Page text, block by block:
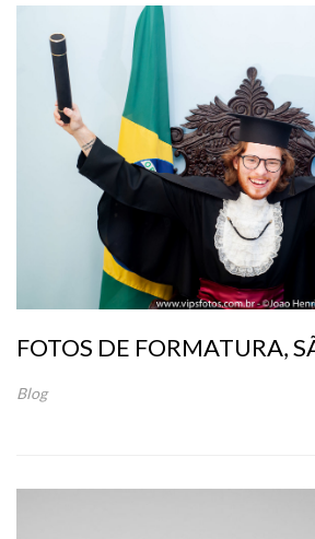
FOTOS DE FORMATURA,
Blog